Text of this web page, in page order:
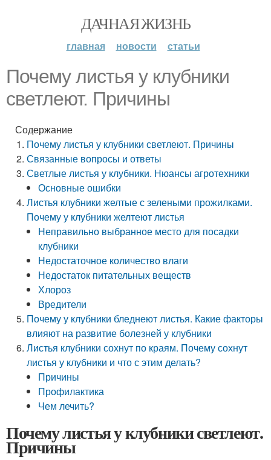
ДАЧНАЯ ЖИЗНЬ
главная новости статьи
Почему листья у клубники
светлеют. Причины
Содержание
Почему листья у клубники светлеют. Причины
Связанные вопросы и ответы
Светлые листья у клубники. Нюансы агротехники
Основные ошибки
Листья клубники желтые с зелеными прожилками.
Почему у клубники желтеют листья
Неправильно выбранное место для посадки
клубники
Недостаточное количество влаги
Недостаток питательных веществ
Хлороз
Вредители
Почему у клубники бледнеют листья. Какие факторы
влияют на развитие болезней у клубники
Листья клубники сохнут по краям. Почему сохнут
листья у клубники и что с этим делать?
Причины
Профилактика
Чем лечить?
Почему листья у клубники светлеют.
Причины